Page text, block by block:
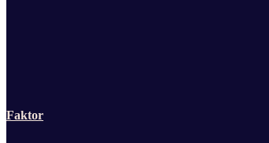
Faktor